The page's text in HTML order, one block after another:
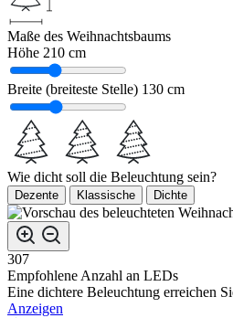
Maße des Weihnachtsbaums
Höhe 210 cm
Breite (breiteste Stelle) 130 cm
Wie dicht soll die Beleuchtung sein?
Dezente Klassische Dichte
307
Empfohlene Anzahl an LEDs
Eine dichtere Beleuchtung erreichen
Anzeigen